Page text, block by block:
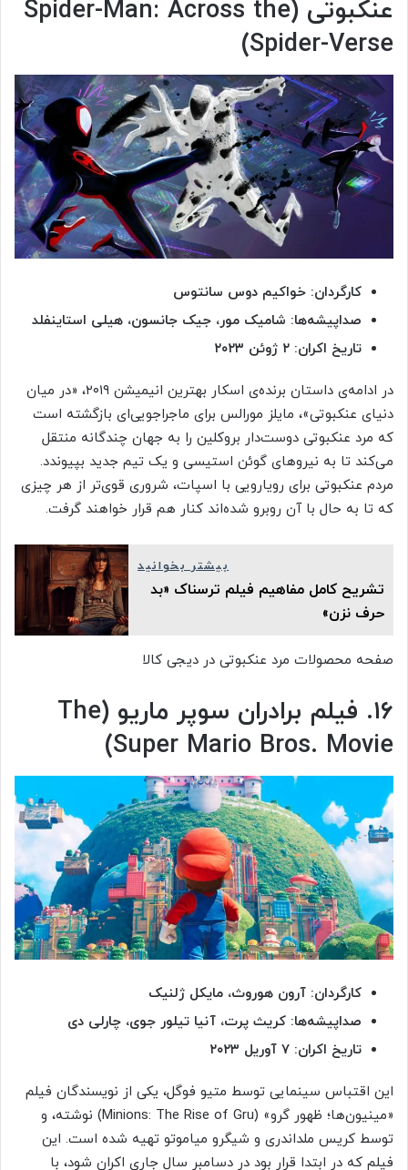
عنکبوتی (Spider-Man: Across the
Spider-Verse)
کارگردان: خواکیم دوس سانتوس
صداپیشه‌ها: شامیک مور، جیک جانسون، هیلی استاینفلد
تاریخ اکران: ۲ ژوئن ۲۰۲۳
در ادامه‌ی داستان برنده‌ی اسکار بهترین انیمیشن ۲۰۱۹، «در میان
دنیای عنکبوتی»، مایلز مورالس برای ماجراجویی‌ای بازگشته است
که مرد عنکبوتی دوست‌دار بروکلین را به جهان چندگانه منتقل
می‌کند تا به نیروهای گوئن استیسی و یک تیم جدید بپیوندد.
مردم عنکبوتی برای رویارویی با اسپات، شروری قوی‌تر از هر چیزی
که تا به حال با آن روبرو شده‌اند کنار هم قرار خواهند گرفت.
بیشتر بخوانید
تشریح کامل مفاهیم فیلم ترسناک «بد
حرف نزن»
صفحه محصولات مرد عنکبوتی در دیجی کالا
۱۶. فیلم برادران سوپر ماریو (The
Super Mario Bros. Movie)
کارگردان: آرون هوروث، مایکل ژلنیک
صداپیشه‌ها: کریث پرت، آنیا تیلور جوی، چارلی دی
تاریخ اکران: ۷ آوریل ۲۰۲۳
این اقتباس سینمایی توسط متیو فوگل، یکی از نویسندگان فیلم
«مینیون‌ها؛ ظهور گرو» (Minions: The Rise of Gru) نوشته، و
توسط کریس ملداندری و شیگرو میاموتو تهیه شده است. این
فیلم که در ابتدا قرار بود در دسامبر سال جاری اکران شود، با